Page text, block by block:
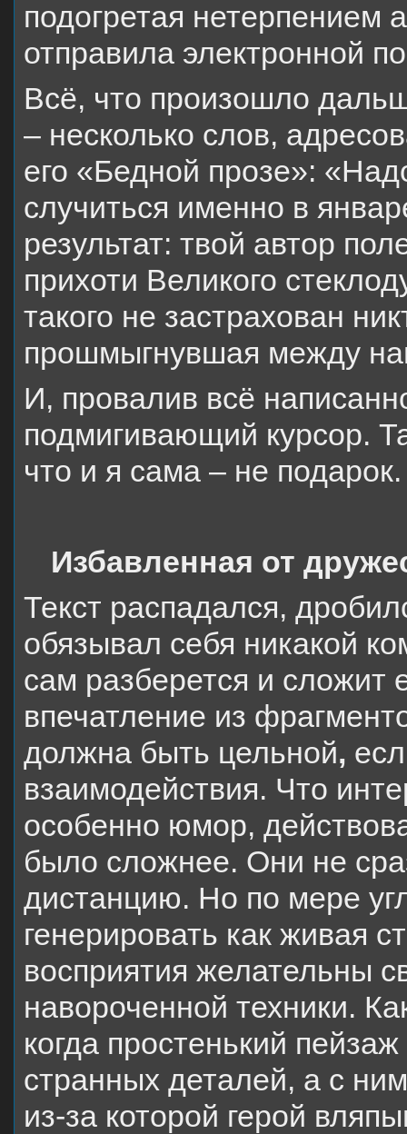
подогретая нетерпением
отправила электронной
Всё, что произошло
– несколько слов,
его «Бедной прозе»:
случиться именно в
результат: твой автор
прихоти Великого
такого не застрахован
прошмыгнувшая между
И, провалив всё
подмигивающий курсор.
что и я сама – не подарок.
Избавленная от
Текст распадался,
обязывал себя никакой
сам разберется и сложит
впечатление из
должна быть цельной,
взаимодействия. Что
особенно юмор,
было сложнее. Они не
дистанцию. Но по мере
генерировать как живая
восприятия желательны
навороченной техники.
когда простенький
странных деталей, а с
из-за которой герой